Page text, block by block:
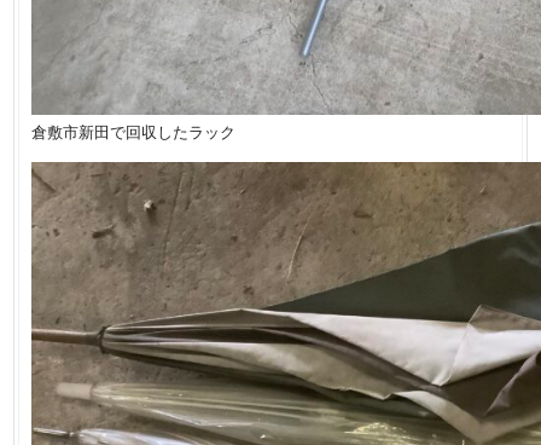
倉敷市新田で回収したラック